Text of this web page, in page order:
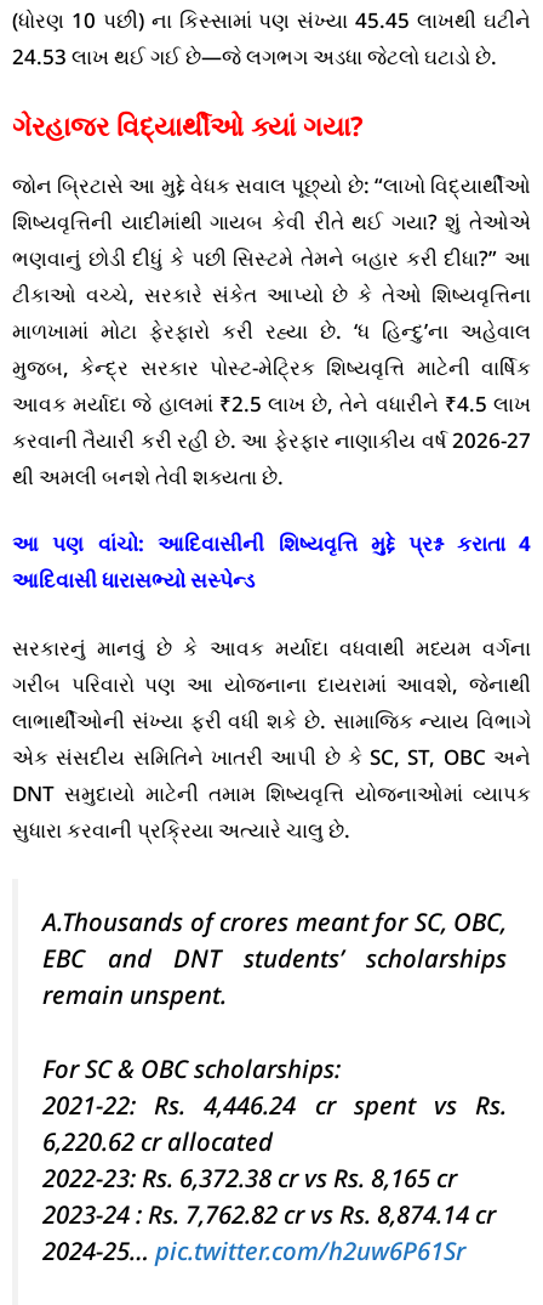
(ધોરણ 10 પછી) ના કિસ્સામાં પણ સંખ્યા 45.45 લાખથી ઘટીને
24.53 લાખ થઈ ગઈ છે—જે લગભગ અડધા જેટલો ઘટાડો છે.
ગેરહાજર વિદ્યાર્થીઓ ક્યાં ગયા?
જોન બ્રિટાસે આ મુદ્દે વેધક સવાલ પૂછ્યો છે: “લાખો વિદ્યાર્થીઓ
શિષ્યવૃત્તિની યાદીમાંથી ગાયબ કેવી રીતે થઈ ગયા? શું તેઓએ
ભણવાનું છોડી દીધું કે પછી સિસ્ટમે તેમને બહાર કરી દીધા?” આ
ટીકાઓ વચ્ચે, સરકારે સંકેત આપ્યો છે કે તેઓ શિષ્યવૃત્તિના
માળખામાં મોટા ફેરફારો કરી રહ્યા છે. ‘ધ હિન્દુ’ના અહેવાલ
મુજબ, કેન્દ્ર સરકાર પોસ્ટ-મેટ્રિક શિષ્યવૃત્તિ માટેની વાર્ષિક
આવક મર્યાદા જે હાલમાં ₹2.5 લાખ છે, તેને વધારીને ₹4.5 લાખ
કરવાની તૈયારી કરી રહી છે. આ ફેરફાર નાણાકીય વર્ષ 2026-27
થી અમલી બનશે તેવી શક્યતા છે.
આ પણ વાંચો:આદિવાસીની શિષ્યવૃત્તિ મુદ્દે પ્રશ્ન કરાતા 4
આદિવાસી ધારાસભ્યો સસ્પેન્ડ
સરકારનું માનવું છે કે આવક મર્યાદા વધવાથી મધ્યમ વર્ગના
ગરીબ પરિવારો પણ આ યોજનાના દાયરામાં આવશે, જેનાથી
લાભાર્થીઓની સંખ્યા ફરી વધી શકે છે. સામાજિક ન્યાય વિભાગે
એક સંસદીય સમિતિને ખાતરી આપી છે કે SC, ST, OBC અને
DNT સમુદાયો માટેની તમામ શિષ્યવૃત્તિ યોજનાઓમાં વ્યાપક
સુધારા કરવાની પ્રક્રિયા અત્યારે ચાલુ છે.
A.Thousands of crores meant for SC, OBC,
EBC and DNT students’ scholarships
remain unspent.
For SC & OBC scholarships:
2021-22: Rs. 4,446.24 cr spent vs Rs.
6,220.62 cr allocated
2022-23: Rs. 6,372.38 cr vs Rs. 8,165 cr
2023-24 : Rs. 7,762.82 cr vs Rs. 8,874.14 cr
2024-25… pic.twitter.com/h2uw6P61Sr